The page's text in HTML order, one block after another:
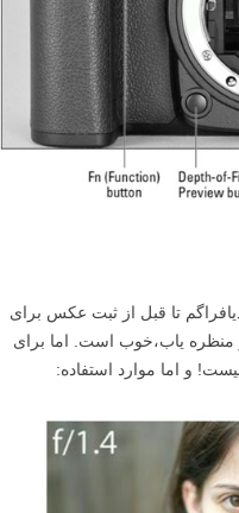
تا قبل از ثبت عکس برای
منظره یاب،خوب است. اما برای
و اما موارد استفاده: